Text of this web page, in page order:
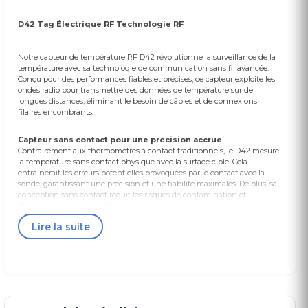
D42 Tag Électrique RF Technologie RF
Notre capteur de température RF D42 révolutionne la surveillance de la
température avec sa technologie de communication sans fil avancée.
Conçu pour des performances fiables et précises, ce capteur exploite les
ondes radio pour transmettre des données de température sur de
longues distances, éliminant le besoin de câbles et de connexions
filaires encombrants.
Capteur sans contact pour une précision accrue
Contrairement aux thermomètres à contact traditionnels, le D42 mesure
la température sans contact physique avec la surface cible. Cela
entraînerait les erreurs potentielles provoquées par le contact avec la
sonde, garantissant une précision et une fiabilité maximales. De plus, sa
conception sans contact réduit les risques de contamination et
Communication sans fil longue portée et fiable
données de température vers votre système de surveillance.
Lire la suite